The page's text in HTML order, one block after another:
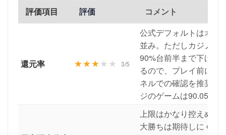
評価項目 評価 コメント
還元率 ★★★★★ 3/5
公式デフォルトはオン
並み。ただしカジノに
90%台前半まで下げた
るので、プレイ前にゲ
ネルでの確認を推奨。
ジのゲームは90.05%
上限はかなり控えめで
大勝ちは期待しにくい